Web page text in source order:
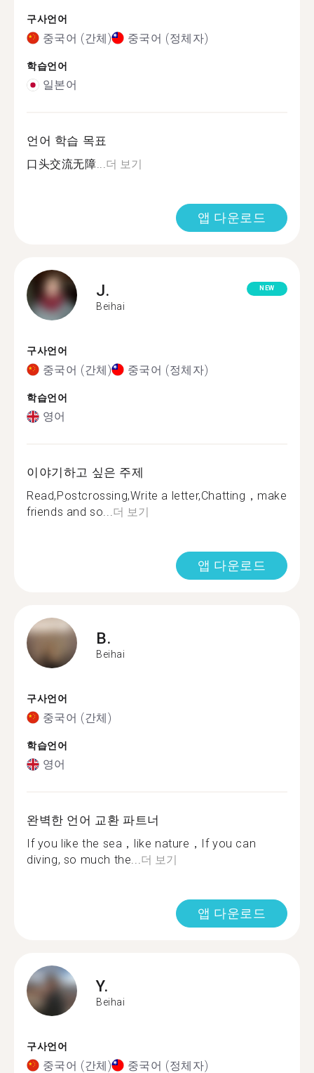
구사언어
중국어 (간체) 중국어 (정체자)
학습언어
일본어
언어 학습 목표
口头交流无障...더 보기
앱 다운로드
J.
Beihai
NEW
구사언어
중국어 (간체) 중국어 (정체자)
학습언어
영어
이야기하고 싶은 주제
Read,Postcrossing,Write a letter,Chatting，make
friends and so...더 보기
앱 다운로드
B.
Beihai
구사언어
중국어 (간체)
학습언어
영어
완벽한 언어 교환 파트너
If you like the sea，like nature，If you can
diving, so much the...더 보기
앱 다운로드
Y.
Beihai
구사언어
중국어 (간체) 중국어 (정체자)